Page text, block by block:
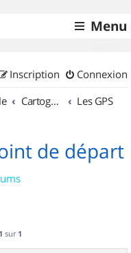
Menu
Connexion
Inscription
Cartographie et GPS Les GPS
de départ
1 sur 1